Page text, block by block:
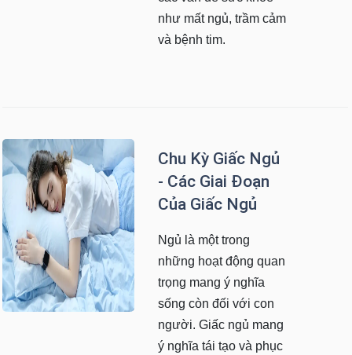
như mất ngủ, trầm cảm
và bệnh tim.
Chu Kỳ Giấc Ngủ
- Các Giai Đoạn
Của Giấc Ngủ
Ngủ là một trong
những hoạt động quan
trọng mang ý nghĩa
sống còn đối với con
người. Giấc ngủ mang
ý nghĩa tái tạo và phục